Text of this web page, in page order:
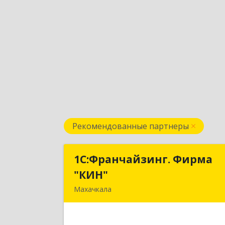
Рекомендованные партнеры
1С:Франчайзинг. Фирма
"КИН"
Махачкала
1С:Франчайзинг. Фирма